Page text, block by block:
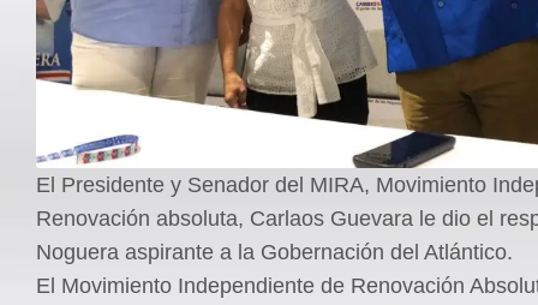
El Presidente y Senador del MIRA, Movimiento
Renovación absoluta, Carlaos Guevara le dio el
Noguera aspirante a la Gobernación del Atlántico.
El Movimiento Independiente de Renovación